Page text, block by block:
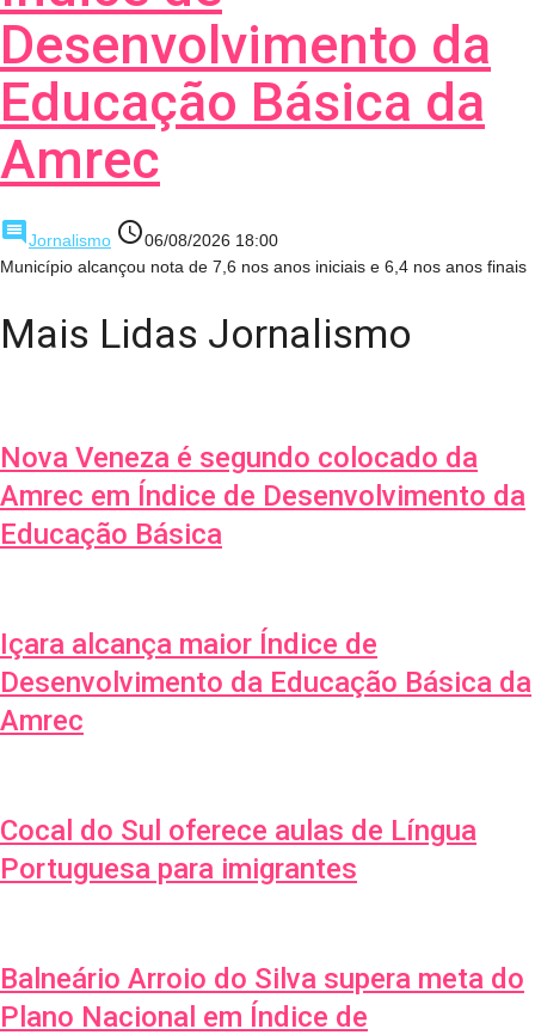
Desenvolvimento da
Educação Básica da
Amrec
comment Jornalismo access_time06/08/2026 18:00
Município alcançou nota de 7,6 nos anos iniciais e 6,4 nos anos finais
Mais Lidas Jornalismo
Nova Veneza é segundo colocado da
Amrec em Índice de Desenvolvimento da
Educação Básica
Içara alcança maior Índice de
Desenvolvimento da Educação Básica da
Amrec
Cocal do Sul oferece aulas de Língua
Portuguesa para imigrantes
Balneário Arroio do Silva supera meta do
Plano Nacional em Índice de